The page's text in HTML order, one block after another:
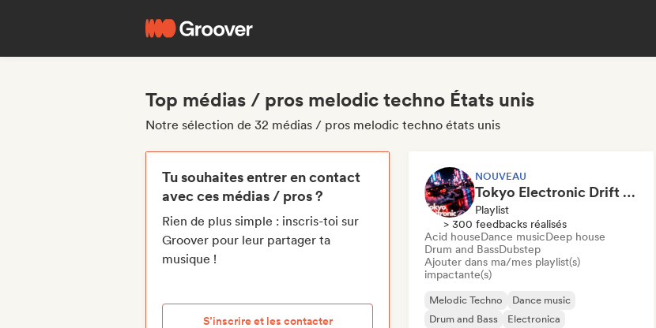
Top médias / pros melodic techno États unis
Notre sélection de 32 médias / pros melodic techno états unis
Tu souhaites entrer en contact
avec ces médias / pros ?
Rien de plus simple : inscris-toi sur
Groover pour leur partager ta
musique !
S’inscrire et les contacter
NOUVEAU
Tokyo Electronic Drift 🏎️ Schranz, Hard Techno & Anime EDM
Playlist
> 300 feedbacks réalisés
Acid houseDance musicDeep house
Drum and BassDubstep
Ajouter dans ma/mes playlist(s)
impactante(s)
Melodic Techno
Dance music
Drum and Bass
Electronica